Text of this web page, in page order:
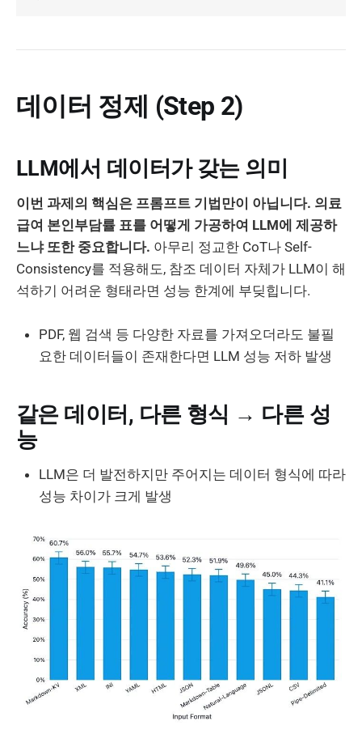
데이터 정제 (Step 2)
LLM에서 데이터가 갖는 의미
이번 과제의 핵심은 프롬프트 기법만이 아닙니다. 의료
급여 본인부담률 표를 어떻게 가공하여 LLM에 제공하
느냐 또한 중요합니다. 아무리 정교한 CoT나 Self-
Consistency를 적용해도, 참조 데이터 자체가 LLM이 해
석하기 어려운 형태라면 성능 한계에 부딪힙니다.
PDF, 웹 검색 등 다양한 자료를 가져오더라도 불필
요한 데이터들이 존재한다면 LLM 성능 저하 발생
같은 데이터, 다른 형식 → 다른 성
능
LLM은 더 발전하지만 주어지는 데이터 형식에 따라
성능 차이가 크게 발생